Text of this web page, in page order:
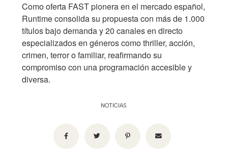
Como oferta FAST pionera en el mercado español,
Runtime consolida su propuesta con más de 1.000
títulos bajo demanda y 20 canales en directo
especializados en géneros como thriller, acción,
crimen, terror o familiar, reafirmando su
compromiso con una programación accesible y
diversa.
NOTICIAS